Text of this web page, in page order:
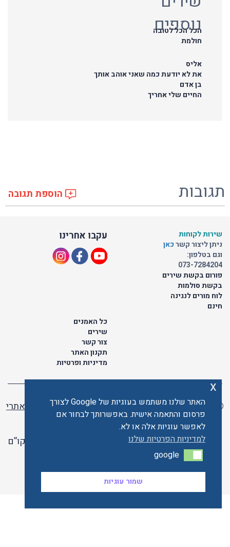
נוספים
הכל הכל לטובה
חולמת
אליס
את לא יודעת כמה שאני אוהב אותך
בן אדם
החיים שלי אחריך
תגובות הוספת תגובה
עקבו אחרינו
שירות לקוחות
ניתן ליצור קשרכאן
וגם בטלפון:
073-7284204
פורום בקשת שירים
בקשת סולמות
לוח מורים לנגינה
חינם
כל האמנים
שירים
צור קשר
תקנון האתר
מדיניות ופרטיות
© כל הזכויות שמורות לתו ישראלי | ליאור מזור -
בניית אתרי
וורדפרס
האתר פועל ברשיון אקו”ם
האתר שלנו משתמש בעוגיות של Google לצורך
פרסום והתאמה אישית. באפשרותך לבחור אם
לאפשר עוגיות אלה או לא.
למדיניות הפרטיות שלנו
google
google
שמור עוגיות
x